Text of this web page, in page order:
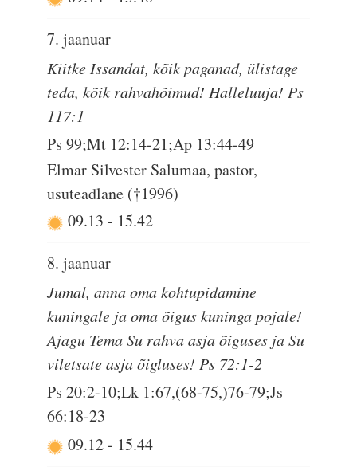
7. jaanuar
Kiitke Issandat, kõik paganad, ülistage
teda, kõik rahvahõimud! Halleluuja! Ps
117:1
Ps 99;Mt 12:14-21;Ap 13:44-49
Elmar Silvester Salumaa, pastor,
usuteadlane (†1996)
09.13- 15.42
8. jaanuar
Jumal, anna oma kohtupidamine
kuningale ja oma õigus kuninga pojale!
Ajagu Tema Su rahva asja õiguses ja Su
viletsate asja õigluses! Ps 72:1-2
Ps 20:2-10;Lk 1:67,(68-75,)76-79;Js
66:18-23
09.12- 15.44